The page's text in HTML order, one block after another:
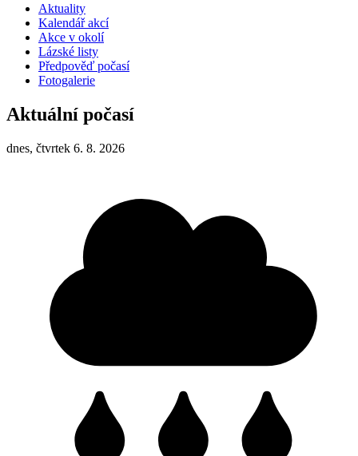
Aktuality
Kalendář akcí
Akce v okolí
Lázské listy
Předpověď počasí
Fotogalerie
Aktuální počasí
dnes, čtvrtek 6. 8. 2026